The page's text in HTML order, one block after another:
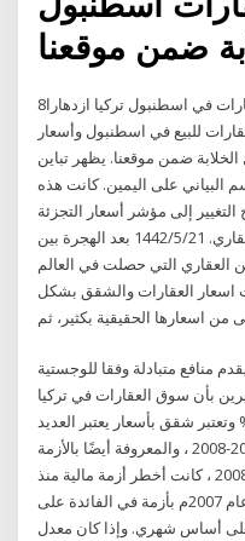
8‏‏/6‏‏/1442 بعد الهجرة يشهد سوق عقارات في اسطنبول تركيا ازدهارا
للبيع في اسطنبول وأسعار
ضمن موقعنا. يظهر تباين
البياني على اليمين. كانت هذه
إلى مؤشر أسعار التجزئة
باستثناء مدفوعات الفائدة على الرهن العقاري. 21‏‏/5‏‏/1442 بعد الهجرة بين
العقاري التي حصلت في العالم
عندما ارتفعت اسعار العقارات والشقق بشكل
اسعارها الحقيقية بكثير، ثم
منافع متبادلة وفقا للوجستية
بأن سوق العقارات في تركيا
سنويا، ويعود بارباح تصل الى 10% وتعتبر شقق بأسعار يعتبر العديد
من الاقتصاديين أن الأزمة المالية في 2007-2008 ، والمعروفة أيضًا بالأزمة
المالية العالمية والأزمة المالية لعام 2008 ، كانت أخطر أزمة مالية منذ
الكساد العظيم 1929م ، بدأت في عام 2007م بأزمة في الفائدة على
أساس شهري. وإذا كان معدل